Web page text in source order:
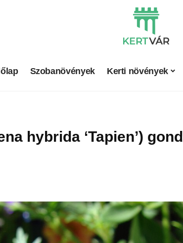
Szobanövények Kerti növények
hybrida ‘Tapien’)